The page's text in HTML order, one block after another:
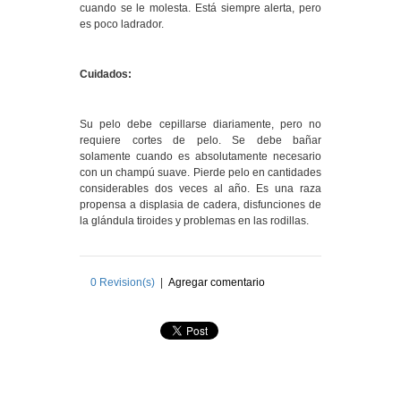
cuando se le molesta. Está siempre alerta, pero
es poco ladrador.
Cuidados:
Su pelo debe cepillarse diariamente, pero no
requiere cortes de pelo. Se debe bañar
solamente cuando es absolutamente necesario
con un champú suave. Pierde pelo en cantidades
considerables dos veces al año. Es una raza
propensa a displasia de cadera, disfunciones de
la glándula tiroides y problemas en las rodillas.
0 Revision(s) | Agregar comentario